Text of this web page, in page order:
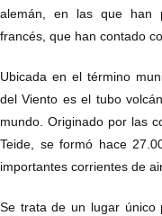
alemán, en las que han
francés, que han contado
Ubicada en el término
del Viento es el tubo
mundo. Originado por las
Teide, se formó hace
importantes corrientes de
Se trata de un lugar único